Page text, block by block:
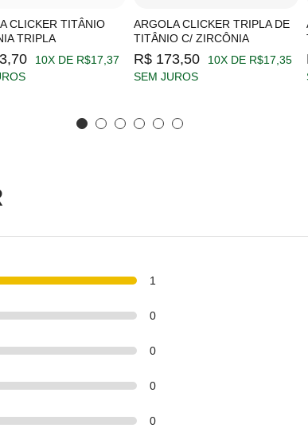
CLICKER TITÂNIO
TRIPLA
10X DE R$17,37
ARGOLA CLICKER TRIPLA DE
TITÂNIO C/ ZIRCÔNIA
R$ 173,50
10X DE R$17,35
SEM JUROS
1
0
0
0
0